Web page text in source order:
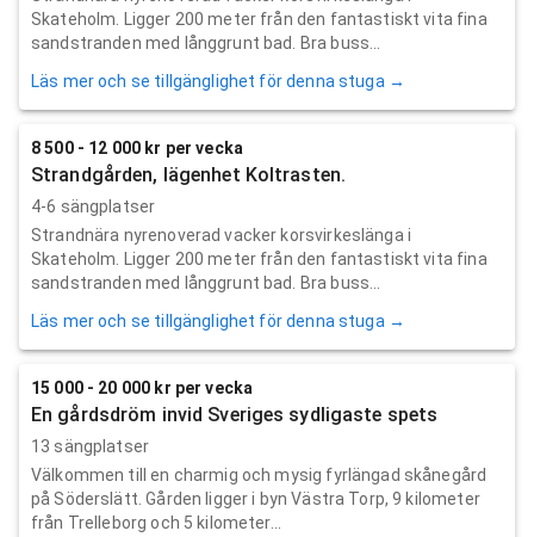
Skateholm. Ligger 200 meter från den fantastiskt vita fina
sandstranden med långgrunt bad. Bra buss...
Läs mer och se tillgänglighet för denna stuga →
8 500 - 12 000 kr per vecka
Strandgården, lägenhet Koltrasten.
4-6 sängplatser
Strandnära nyrenoverad vacker korsvirkeslänga i
Skateholm. Ligger 200 meter från den fantastiskt vita fina
sandstranden med långgrunt bad. Bra buss...
Läs mer och se tillgänglighet för denna stuga →
15 000 - 20 000 kr per vecka
En gårdsdröm invid Sveriges sydligaste spets
13 sängplatser
Välkommen till en charmig och mysig fyrlängad skånegård
på Söderslätt. Gården ligger i byn Västra Torp, 9 kilometer
från Trelleborg och 5 kilometer...